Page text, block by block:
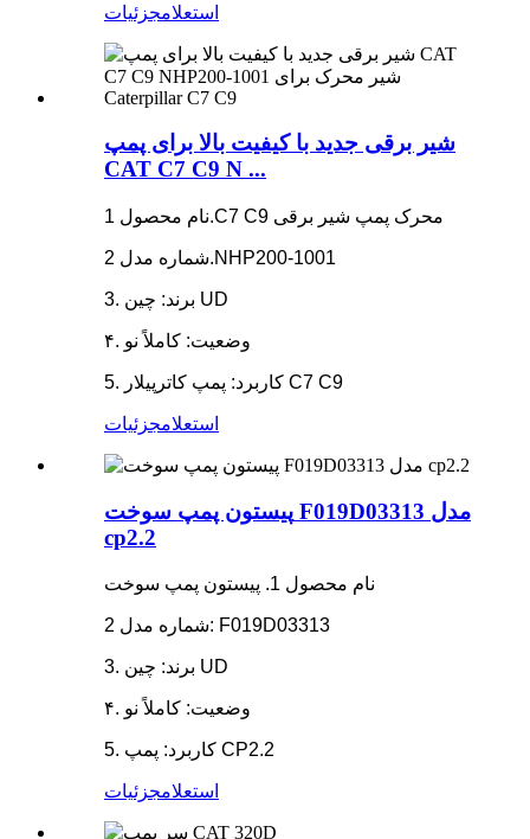
استعلامجزئیات
شیر برقی جدید با کیفیت بالا برای پمپ
CAT C7 C9 N ...
نام محصول 1.C7 C9 محرک پمپ شیر برقی
شماره مدل 2.NHP200-1001
3. برند: چین UD
۴. وضعیت: کاملاً نو
5. کاربرد: پمپ کاترپیلار C7 C9
استعلامجزئیات
پیستون پمپ سوخت F019D03313 مدل
cp2.2
نام محصول 1. پیستون پمپ سوخت
شماره مدل 2: F019D03313
3. برند: چین UD
۴. وضعیت: کاملاً نو
5. کاربرد: پمپ CP2.2
استعلامجزئیات